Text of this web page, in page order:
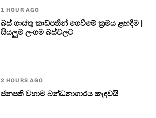
1 HOUR AGO
බස් ගාස්තු කාඩ්පතින් ගෙවීමේ ක්‍රමය ළඟදීම |
සියලුම ලංගම බස්වලට
2 HOURS AGO
ජනපති වහාම බන්ධනාගාරය කැඳවයි